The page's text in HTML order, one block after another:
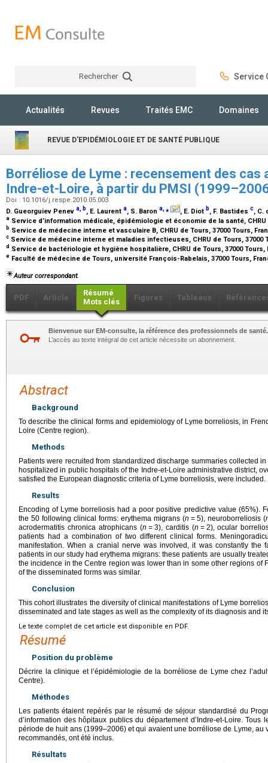
Rechercher Service
Actualités Revues Traités EMC Domaines
REVUE D'EPIDÉMIOLOGIE ET DE SANTÉ PUBLIQUE
Borréliose de Lyme : recensement des cas
Indre-et-Loire, à partir du PMSI
Doi : 10.1016/j.respe.2010.05.003
D. Gueorguiev Penev a, b, E. Laurent a, S. Baron a,⁎ , E. Diot b, F. Bastides c, C.
a Service d’information médicale, épidémiologie et économie de la santé,
b Service de médecine interne et vasculaire B, CHRU de Tours, 37000 Tours,
c Service de médecine interne et maladies infectieuses, CHRU de Tours, 37000
d Service de bactériologie et hygiène hospitalière, CHRU de Tours, 37000 Tours,
e Faculté de médecine de Tours, université François-Rabelais, 37000 Tours,
Auteur correspondant.
PDF Article
Résumé
Mots clés
Figures Tableaux
Bienvenue sur EM-consulte, la référence des professionnels de santé.
L’accès au texte intégral de cet article nécessite un abonnement.
Abstract
Background
To describe the clinical forms and epidemiology of Lyme borreliosis, in
Loire (Centre region).
Methods
Patients were recruited from standardized discharge summaries collected
hospitalized in public hospitals of the Indre-et-Loire administrative district,
satisfied the European diagnostic criteria of Lyme borreliosis, were included.
Results
Encoding of Lyme borreliosis had a poor positive predictive value (65%).
the 50 following clinical forms: erythema migrans (n = 5), neuroborreliosis (
acrodermatitis chronica atrophicans (n = 3), carditis (n = 2), ocular
patients had a combination of two different clinical forms.
manifestation. When a cranial nerve was involved, it was constantly the
patients in our study had erythema migrans: these patients are usually
the incidence in the Centre region was lower than in some other regions of
of the disseminated forms was similar.
Conclusion
This cohort illustrates the diversity of clinical manifestations of Lyme
disseminated and late stages as well as the complexity of its diagnosis and
Le texte complet de cet article est disponible en PDF.
Résumé
Position du problème
Décrire la clinique et l’épidémiologie de la borréliose de Lyme chez
Centre).
Méthodes
Les patients étaient repérés par le résumé de séjour standardisé du
d’information des hôpitaux publics du département d’Indre-et-Loire.
période de huit ans (1999–2006) et qui avaient une borréliose de Lyme, au
recommandés, ont été inclus.
Résultats